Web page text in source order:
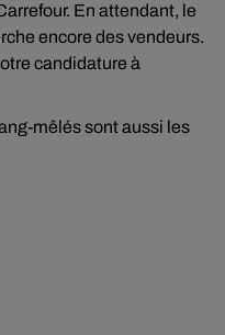
En attendant, le
encore des vendeurs.
candidature à
mêlés sont aussi les